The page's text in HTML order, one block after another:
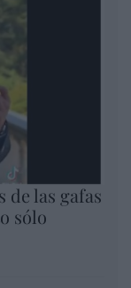
de las gafas
sólo